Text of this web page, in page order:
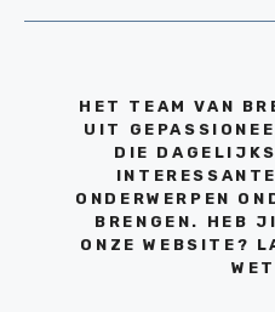
HET TEAM VAN
UIT
DIE
ONDERWERPEN
BRENGEN. HEB
ONZE WEBSITE?